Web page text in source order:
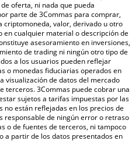
tabla de precios de Djed que se
último precio de Djed en las
y criptomonedas.
oferta, ni nada que pueda
parte de 3Commas para comprar,
valor, derivado u otro
cualquier material o descripción de
asesoramiento en inversiones,
de trading ni ningún otro tipo de
a los usuarios pueden reflejar
o monedas fiduciarias operados en
visualización de datos del mercado
terceros. 3Commas puede cobrar una
sujetos a tarifas impuestas por las
no están reflejadas en los precios de
responsable de ningún error o retraso
o de fuentes de terceros, ni tampoco
a partir de los datos presentados en